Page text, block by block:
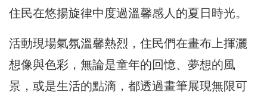
住民在悠揚旋律中度過溫馨感人的夏日時光。
活動現場氣氛溫馨熱烈，住民們在畫布上揮灑
想像與色彩，無論是童年的回憶、夢想的風
景，或是生活的點滴，都透過畫筆展現無限可